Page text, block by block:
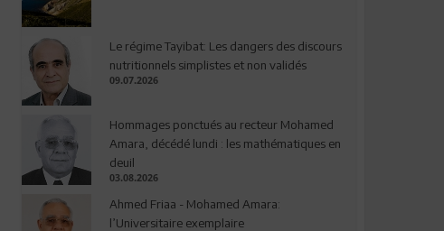
Le régime Tayibat: Les dangers des discours
nutritionnels simplistes et non validés
09.07.2026
Hommages ponctués au recteur Mohamed
Amara, décédé lundi : les mathématiques en
deuil
03.08.2026
Ahmed Friaa - Mohamed Amara:
l’Universitaire exemplaire